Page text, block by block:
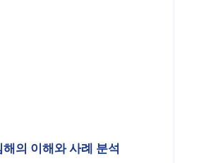
의 이해와 사례 분석